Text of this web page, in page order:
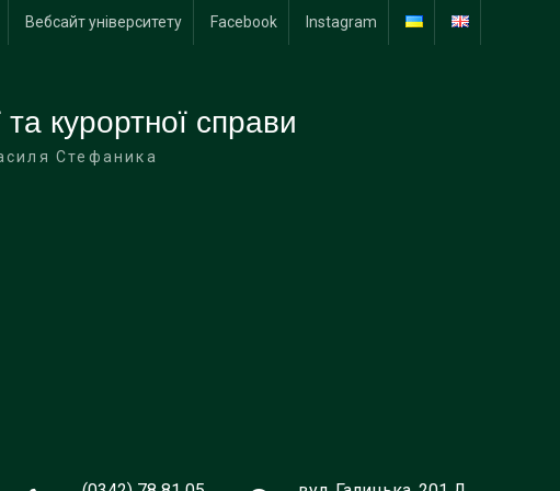
Вебсайт університету
Facebook Instagram
курортної справи
Стефаника